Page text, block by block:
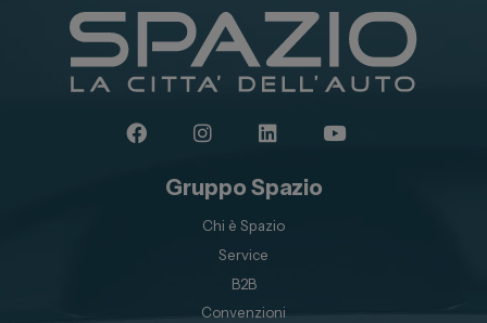
Gruppo Spazio
Chi è Spazio
Service
B2B
Convenzioni